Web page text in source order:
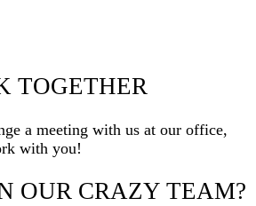
TOGETHER
a meeting with us at our office,
with you!
OUR CRAZY TEAM?